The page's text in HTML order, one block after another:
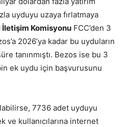
uyduyu uzaya fırlatmaya
İletişim Komisyonu FCC’den 3
2026’ya kadar bu uyduların
tanınmıştı. Bezos ise bu 3
ek uydu için başvurusunu
7736 adet uyduyu
kullanıcılarına internet